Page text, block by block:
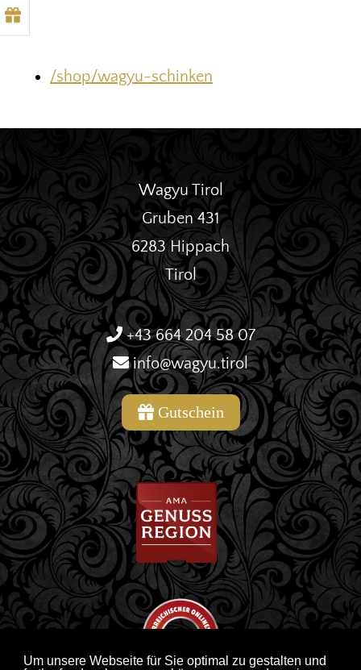
Um unsere Webseite für Sie optimal zu gestalten und
/shop/wagyu-schinken
Wagyu Tirol
Gruben 431
6283 Hippach
Tirol
+43 664 204 58 07
info@wagyu.tirol
Gutschein